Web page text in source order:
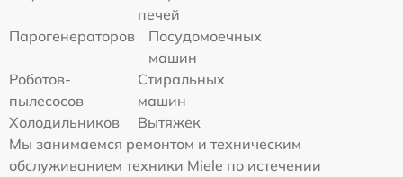
печей
Парогенераторов
Посудомоечных
машин
Роботов-
пылесосов
Стиральных
машин
Холодильников
Вытяжек
Мы занимаемся ремонтом и техническим
обслуживанием техники Miele по истечении